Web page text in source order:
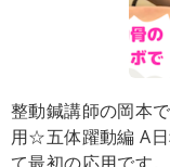
整動鍼講師の岡本
用☆五体躍動編 A